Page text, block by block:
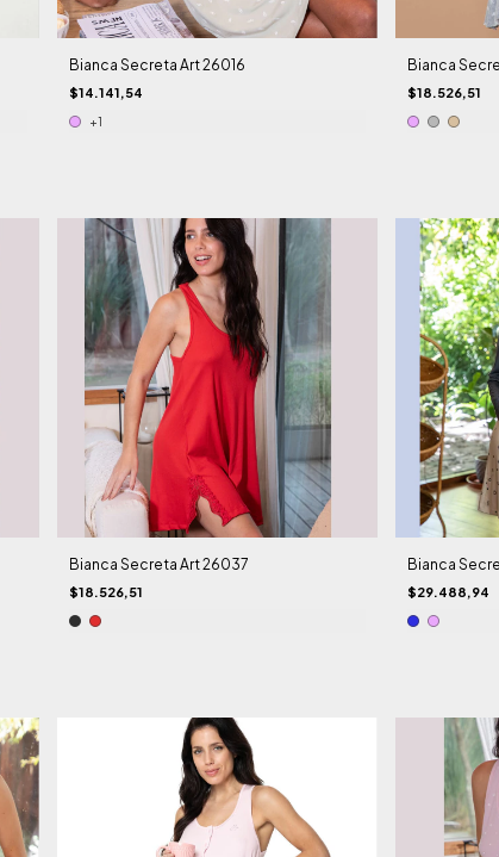
Bianca Secreta Art 26016
$14.141,54
+1
Bianca
$18.526,51
Bianca Secreta Art 26037
$18.526,51
Bianca
$29.488,94